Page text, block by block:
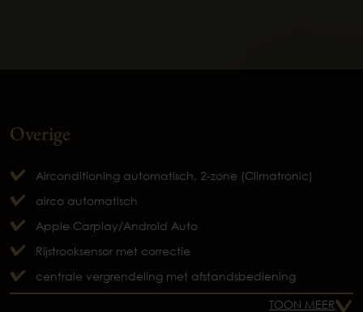
Overige
Airconditioning automatisch, 2-zone (Climatronic)
airco automatisch
Apple Carplay/Android Auto
Rijstrooksensor met correctie
centrale vergrendeling met afstandsbediening
TOON MEER